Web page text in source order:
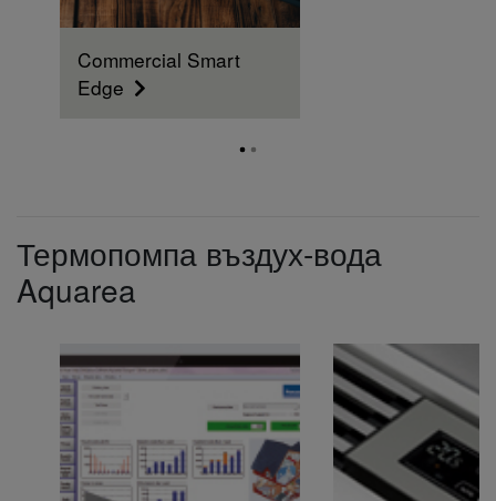
Commercial Smart
Edge
Термопомпа въздух-вода
Aquarea